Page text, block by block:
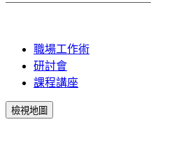
職場工作術
研討會
課程講座
檢視地圖